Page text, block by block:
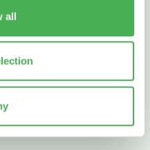
analytics partners who
that you’ve
collected from your use
all